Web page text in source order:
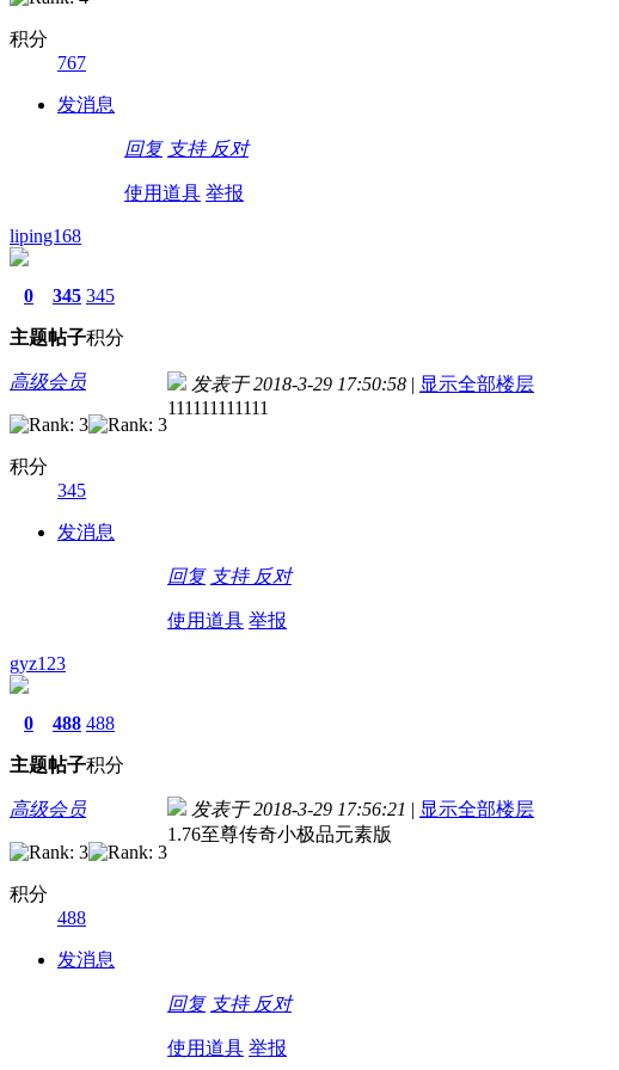
积分
767
发消息
回复 支持 反对
使用道具 举报
liping168
0
主题
345
帖子
345
积分
高级会员
积分
345
发消息
发表于 2018-3-29 17:50:58 | 显示全部楼层
111111111111
回复 支持 反对
使用道具 举报
gyz123
0
主题
488
帖子
488
积分
高级会员
积分
488
发消息
发表于 2018-3-29 17:56:21 | 显示全部楼层
1.76至尊传奇小极品元素版
回复 支持 反对
使用道具 举报